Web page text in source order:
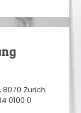
Zürich
0100 0